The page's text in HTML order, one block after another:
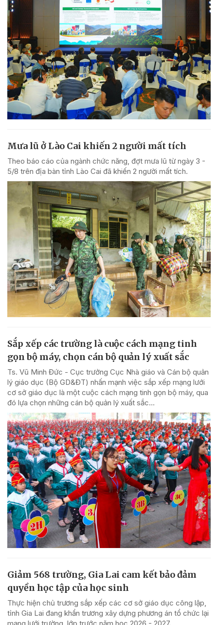
Mưa lũ ở Lào Cai khiến 2 người mất tích
Theo báo cáo của ngành chức năng, đợt mưa lũ từ ngày 3 -
5/8 trên địa bàn tỉnh Lào Cai đã khiến 2 người mất tích.
Sắp xếp các trường là cuộc cách mạng tinh
gọn bộ máy, chọn cán bộ quản lý xuất sắc
Ts. Vũ Minh Đức - Cục trưởng Cục Nhà giáo và Cán bộ quản
lý giáo dục (Bộ GD&ĐT) nhấn mạnh việc sắp xếp mạng lưới
cơ sở giáo dục là một cuộc cách mạng tinh gọn bộ máy, qua
đó lựa chọn những cán bộ quản lý xuất sắc...
Giảm 568 trường, Gia Lai cam kết bảo đảm
quyền học tập của học sinh
Thực hiện chủ trương sắp xếp các cơ sở giáo dục công lập,
tỉnh Gia Lai đang khẩn trương xây dựng phương án tổ chức lại